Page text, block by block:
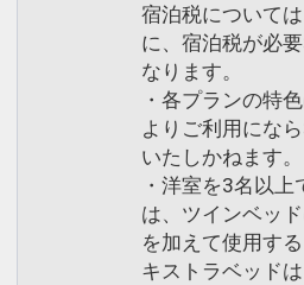
宿泊税について
に、宿泊税が必
なります。
・各プランの特
よりご利用にな
いたしかねます。
・洋室を3名以
は、ツインベッ
を加えて使用す
キストラベッド